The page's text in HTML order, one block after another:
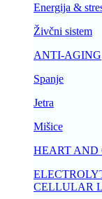
Energija &
Živčni sistem
ANTI-AGING
Spanje
Jetra
Mišice
HEART AND
CELLULAR